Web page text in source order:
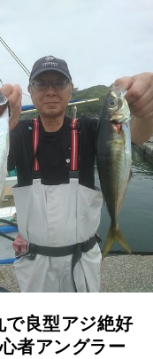
で良型アジ絶好
者アングラー